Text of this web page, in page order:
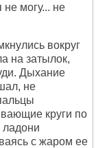
не могу... не
вокруг
на затылок,
Дыхание
не
круги по
ладони
с жаром ее